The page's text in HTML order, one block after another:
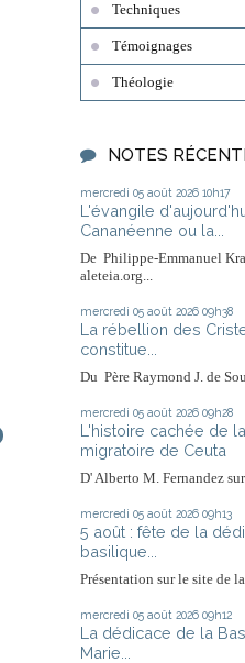
Techniques
Témoignages
Théologie
NOTES
mercredi 05 août 2026 10h17
L'évangile
Cananéenne ou la...
De Philippe-Emmanuel
aleteia.org...
mercredi 05 août 2026 09h38
La rébellion des
constitue...
Du Père Raymond J. de
mercredi 05 août 2026 09h28
L'histoire cachée de
migratoire de Ceuta
D' Alberto M. Fernandez sur
mercredi 05 août 2026 09h13
5 août : fête de la
basilique...
Présentation sur le site de
mercredi 05 août 2026 09h12
La dédicace de la
Marie...